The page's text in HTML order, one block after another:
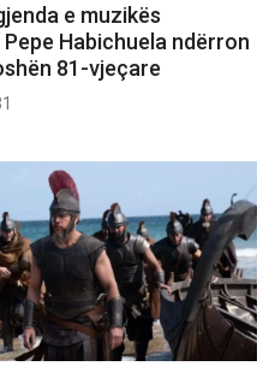
e muzikës
Habichuela ndërron
81-vjeçare